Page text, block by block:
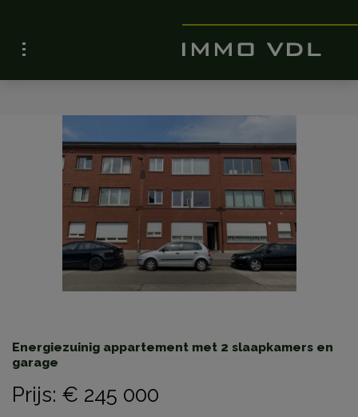
Energiezuinig appartement met 2 slaapkamers en
garage
Prijs: € 245 000